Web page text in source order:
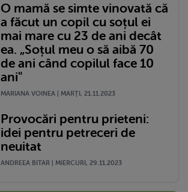
O mamă se simte vinovată că
a făcut un copil cu soțul ei
mai mare cu 23 de ani decât
ea. „Soțul meu o să aibă 70
de ani când copilul face 10
ani"
MARIANA VOINEA | MARŢI, 21.11.2023
Provocări pentru prieteni:
idei pentru petreceri de
neuitat
ANDREEA BITAR | MIERCURI, 29.11.2023